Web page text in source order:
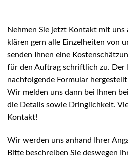
Nehmen Sie jetzt Kontakt mit
klären gern alle Einzelheiten von
senden Ihnen eine
für den Auftrag schriftlich zu. Der
nachfolgende Formular
Wir melden uns dann bei Ihnen
die Details sowie Dringlichkeit.
Kontakt!
Wir werden uns anhand Ihrer
Bitte beschreiben Sie deswegen